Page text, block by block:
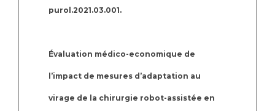
purol.2021.03.001.
Évaluation médico-economique de
l’impact de mesures d’adaptation au
virage de la chirurgie robot-assistée en